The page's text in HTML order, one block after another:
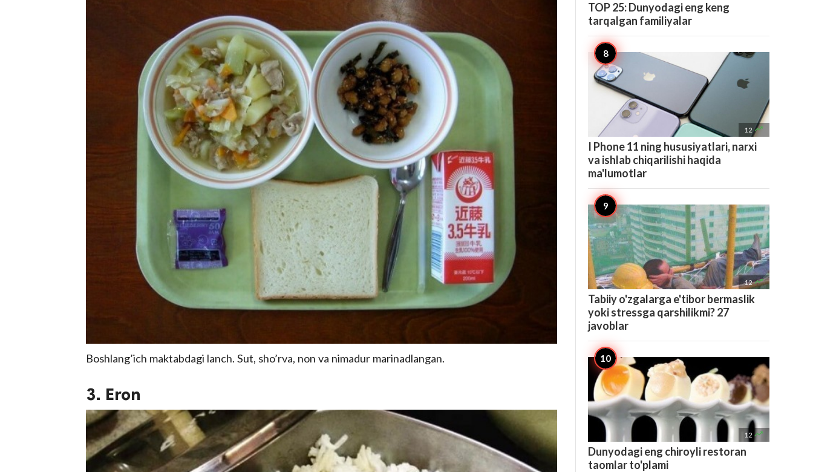
Boshlang’ich maktabdagi lanch. Sut, sho’rva, non va nimadur marinadlangan.
3. Eron
TOP 25: Dunyodagi eng keng
tarqalgan familiyalar
12 
I Phone 11 ning hususiyatlari, narxi
va ishlab chiqarilishi haqida
ma'lumotlar
12 
Tabiiy o'zgalarga e'tibor bermaslik
yoki stressga qarshilikmi? 27
javoblar
12 
Dunyodagi eng chiroyli restoran
taomlar to'plami